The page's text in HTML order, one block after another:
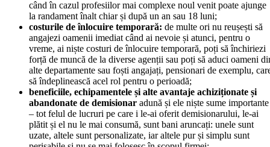
când în cazul profesiilor mai complexe noul venit poate ajunge
la randament înalt chiar și după un an sau 18 luni;
costurile de înlocuire temporară: de multe ori nu reușești să
angajezi oamenii imediat când ai nevoie și atunci, pentru o
vreme, ai niște costuri de înlocuire temporară, poți să închiriezi
forță de muncă de la diverse agenții sau poți să aduci oameni
alte departamente sau foști angajați, pensionari de exemplu,
să îndeplinească acel rol pentru o perioadă;
beneficiile, echipamentele și alte avantaje achiziționate și
abandonate de demisionar adună și ele niște sume importante
– tot felul de lucruri pe care i le-ai oferit demisionarului, le-ai
plătit și el nu le mai consumă, sunt bani aruncați: unele sunt
uzate, altele sunt personalizate, iar altele pur și simplu sunt